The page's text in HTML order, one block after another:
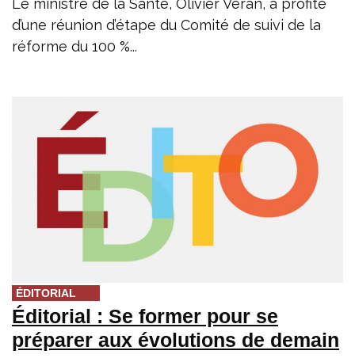
Le ministre de la Santé, Olivier Véran, a profité
d’une réunion d’étape du Comité de suivi de la
réforme du 100 %...
ÉDITORIAL
Éditorial : Se former pour se
préparer aux évolutions de demain